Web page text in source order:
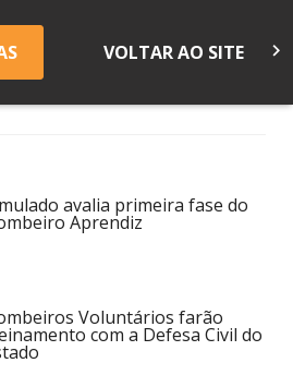
VOLTAR AO SITE keyboard_arrow_right
avalia primeira fase do
Aprendiz
Voluntários farão
com a Defesa Civil do